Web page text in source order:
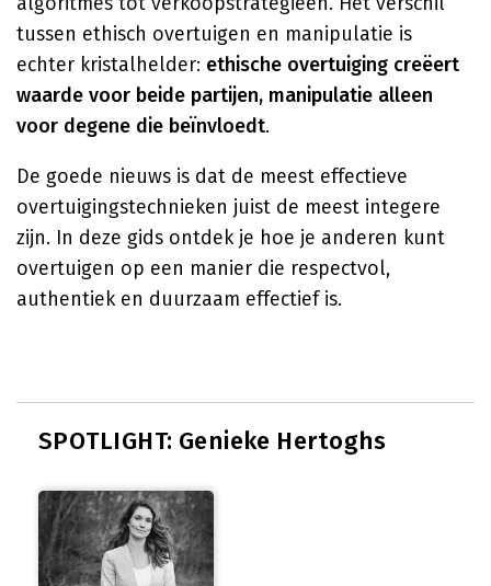
tussen ethisch overtuigen en manipulatie is
echter kristalhelder: ethische overtuiging creëert
waarde voor beide partijen, manipulatie alleen
voor degene die beïnvloedt.
De goede nieuws is dat de meest effectieve
overtuigingstechnieken juist de meest integere
zijn. In deze gids ontdek je hoe je anderen kunt
overtuigen op een manier die respectvol,
authentiek en duurzaam effectief is.
SPOTLIGHT: Genieke Hertoghs